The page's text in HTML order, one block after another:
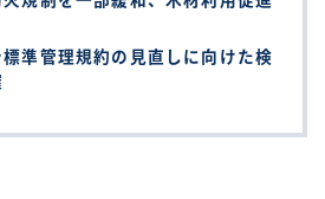
準管理規約の見直しに向けた検